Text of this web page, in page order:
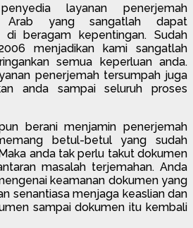
layanan penerjemah
Arab yang sangatlah dapat
di beragam kepentingan. Sudah
menjadikan kami sangatlah
semua keperluan anda.
penerjemah tersumpah juga
anda sampai seluruh proses
berani menjamin penerjemah
betul-betul yang sudah
anda tak perlu takut dokumen
masalah terjemahan. Anda
keamanan dokumen yang
senantiasa menjaga keaslian dan
sampai dokumen itu kembali